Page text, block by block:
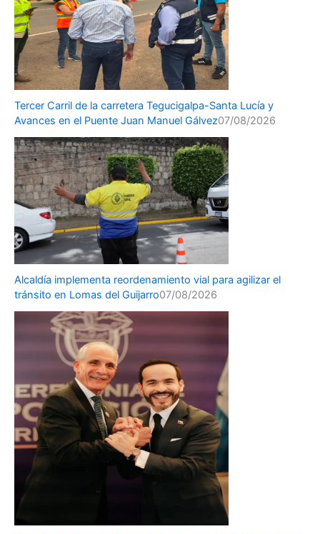
Tercer Carril de la carretera Tegucigalpa-Santa Lucía y
Avances en el Puente Juan Manuel Gálvez07/08/2026
Alcaldía implementa reordenamiento vial para agilizar el
tránsito en Lomas del Guijarro07/08/2026